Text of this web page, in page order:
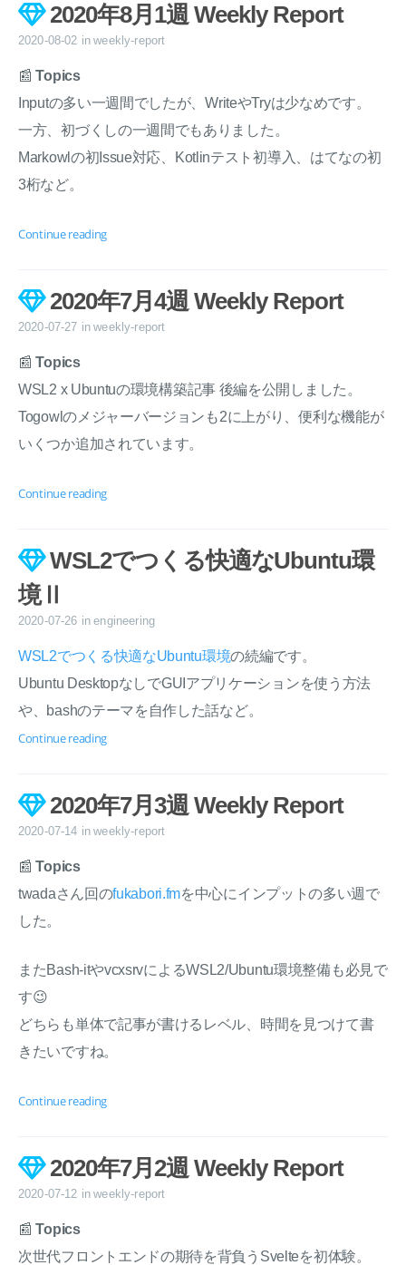
2020年8月1週 Weekly Report
2020-08-02 in weekly-report
📰Topics
Inputの多い一週間でしたが、WriteやTryは少なめです。
一方、初づくしの一週間でもありました。
Markowlの初Issue対応、Kotlinテスト初導入、はてなの初
3桁など。
Continue reading
2020年7月4週 Weekly Report
2020-07-27 in weekly-report
📰Topics
WSL2 x Ubuntuの環境構築記事 後編を公開しました。
Togowlのメジャーバージョンも2に上がり、便利な機能が
いくつか追加されています。
Continue reading
WSL2でつくる快適なUbuntu環
境Ⅱ
2020-07-26 in engineering
WSL2でつくる快適なUbuntu環境の続編です。
Ubuntu DesktopなしでGUIアプリケーションを使う方法
や、bashのテーマを自作した話など。
Continue reading
2020年7月3週 Weekly Report
2020-07-14 in weekly-report
📰Topics
twadaさん回のfukabori.fmを中心にインプットの多い週で
した。
またBash-itやvcxsrvによるWSL2/Ubuntu環境整備も必見で
す😉
どちらも単体で記事が書けるレベル、時間を見つけて書
きたいですね。
Continue reading
2020年7月2週 Weekly Report
2020-07-12 in weekly-report
📰Topics
次世代フロントエンドの期待を背負うSvelteを初体験。